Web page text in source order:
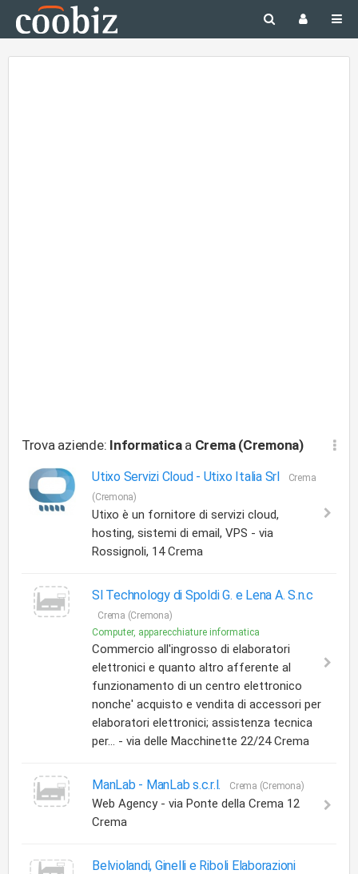
Trova aziende: Informaticaa Crema (Cremona)
Utixo Servizi Cloud - Utixo Italia Srl
Crema
(Cremona)
Utixo è un fornitore di servizi cloud,
hosting, sistemi di email, VPS - via
Rossignoli, 14 Crema
Sl Technology di Spoldi G. e Lena A. S.n.c
Crema (Cremona)
Computer, apparecchiature informatica
Commercio all'ingrosso di elaboratori
elettronici e quanto altro afferente al
funzionamento di un centro elettronico
nonche' acquisto e vendita di accessori per
elaboratori elettronici; assistenza tecnica
per... - via delle Macchinette 22/24 Crema
ManLab - ManLab s.c.r.l. Crema (Cremona)
Web Agency - via Ponte della Crema 12
Crema
Belviolandi, Ginelli e Riboli Elaborazioni